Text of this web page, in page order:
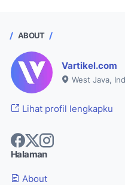
ABOUT
Vartikel.com
West Java,
Lihat profil lengkapku
Halaman
About